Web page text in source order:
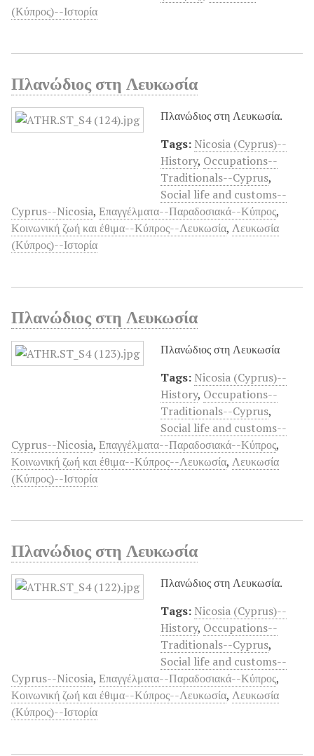
(Κύπρος)--Ιστορία
Πλανώδιος στη Λευκωσία
Πλανώδιος στη Λευκωσία.
Tags: Nicosia (Cyprus)--
History, Occupations--
Traditionals--Cyprus,
Social life and customs--
Cyprus--Nicosia, Επαγγέλματα--Παραδοσιακά--Κύπρος,
Κοινωνική ζωή και έθιμα--Κύπρος--Λευκωσία, Λευκωσία
(Κύπρος)--Ιστορία
Πλανώδιος στη Λευκωσία
Πλανώδιος στη Λευκωσία
Tags: Nicosia (Cyprus)--
History, Occupations--
Traditionals--Cyprus,
Social life and customs--
Cyprus--Nicosia, Επαγγέλματα--Παραδοσιακά--Κύπρος,
Κοινωνική ζωή και έθιμα--Κύπρος--Λευκωσία, Λευκωσία
(Κύπρος)--Ιστορία
Πλανώδιος στη Λευκωσία
Πλανώδιος στη Λευκωσία.
Tags: Nicosia (Cyprus)--
History, Occupations--
Traditionals--Cyprus,
Social life and customs--
Cyprus--Nicosia, Επαγγέλματα--Παραδοσιακά--Κύπρος,
Κοινωνική ζωή και έθιμα--Κύπρος--Λευκωσία, Λευκωσία
(Κύπρος)--Ιστορία